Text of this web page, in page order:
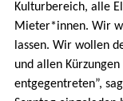
Kulturbereich, alle
Mieter*innen. Wir
lassen. Wir wollen
und allen
entgegentreten”,